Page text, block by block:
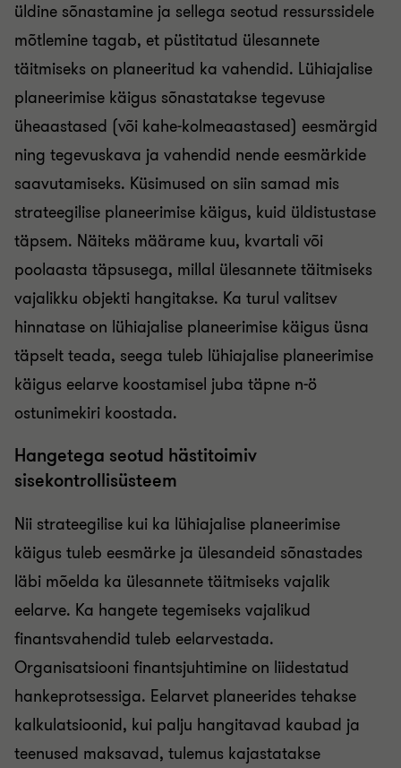
üldine sõnastamine ja sellega seotud ressurssidele
mõtlemine tagab, et püstitatud ülesannete
täitmiseks on planeeritud ka vahendid. Lühiajalise
planeerimise käigus sõnastatakse tegevuse
üheaastased (või kahe-kolmeaastased) eesmärgid
ning tegevuskava ja vahendid nende eesmärkide
saavutamiseks. Küsimused on siin samad mis
strateegilise planeerimise käigus, kuid üldistustase
täpsem. Näiteks määrame kuu, kvartali või
poolaasta täpsusega, millal ülesannete täitmiseks
vajalikku objekti hangitakse. Ka turul valitsev
hinnatase on lühiajalise planeerimise käigus üsna
täpselt teada, seega tuleb lühiajalise planeerimise
käigus eelarve koostamisel juba täpne n-ö
ostunimekiri koostada.
Hangetega seotud hästitoimiv
sisekontrollisüsteem
Nii strateegilise kui ka lühiajalise planeerimise
käigus tuleb eesmärke ja ülesandeid sõnastades
läbi mõelda ka ülesannete täitmiseks vajalik
eelarve. Ka hangete tegemiseks vajalikud
finantsvahendid tuleb eelarvestada.
Organisatsiooni finantsjuhtimine on liidestatud
hankeprotsessiga. Eelarvet planeerides tehakse
kalkulatsioonid, kui palju hangitavad kaubad ja
teenused maksavad, tulemus kajastatakse